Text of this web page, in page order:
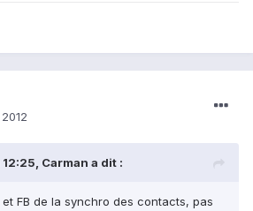
Carman a dit :
FB de la synchro des contacts, pas